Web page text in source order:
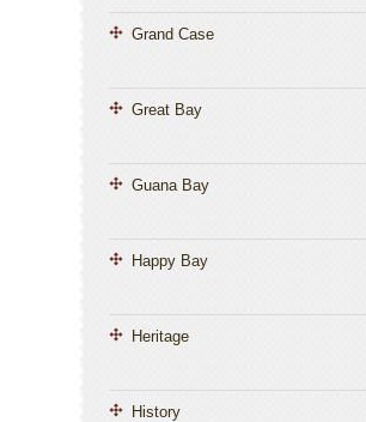
Grand Case
Great Bay
Guana Bay
Happy Bay
Heritage
History